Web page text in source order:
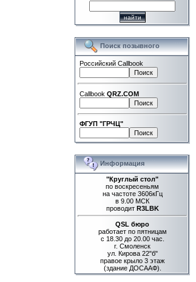
Поиск позывного
Российский Callbook
Callbook QRZ.COM
ФГУП "ГРЧЦ"
Информация
"Круглый стол"
по воскресеньям
на частоте 3606кГц
в 9.00 МСК
проводит R3LBK
QSL бюро
работает по пятницам
с 18.30 до 20.00 час.
г. Смоленск
ул. Кирова 22"б"
правое крыло 3 этаж
(здание ДОСААФ).